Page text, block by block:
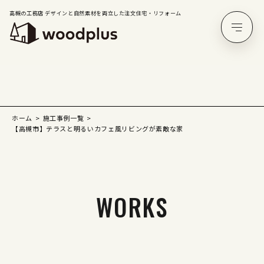
高槻の工務店 デザインと自然素材を両立した注文住宅・リフォーム
ホーム
施工事例一覧
【高槻市】テラスと明るいカフェ風リビングが素敵な家
WORKS